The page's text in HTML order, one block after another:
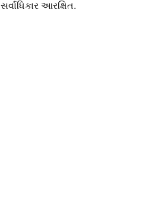
સર્વાધિકાર આરક્ષિત.